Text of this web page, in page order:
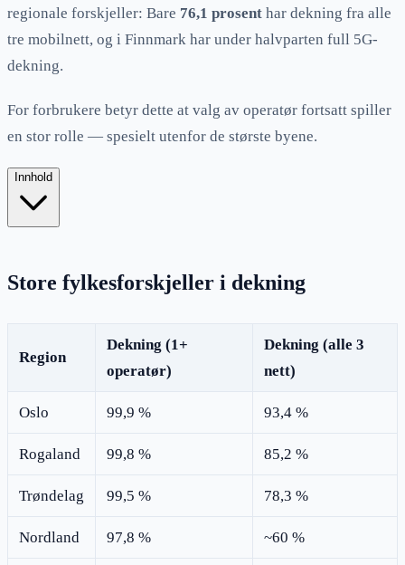
regionale forskjeller: Bare 76,1 prosent har dekning fra alle
tre mobilnett, og i Finnmark har under halvparten full 5G-
dekning.
For forbrukere betyr dette at valg av operatør fortsatt spiller
en stor rolle — spesielt utenfor de største byene.
Innhold
Store fylkesforskjeller i dekning
Region
Dekning (1+
operatør)
Dekning (alle 3
nett)
Oslo 99,9 % 93,4 %
Rogaland 99,8 % 85,2 %
Trøndelag 99,5 % 78,3 %
Nordland 97,8 % ~60 %